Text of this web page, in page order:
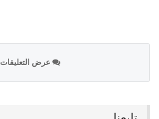
عرض التعليقات